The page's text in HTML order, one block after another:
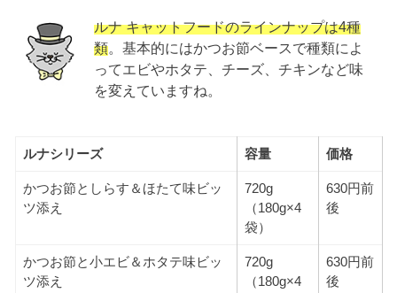
ルナ キャットフードのラインナップは4種
類。基本的にはかつお節ベースで種類によ
ってエビやホタテ、チーズ、チキンなど味
を変えていますね。
ルナシリーズ 容量 価格
かつお節としらす＆ほたて味ビッ
ツ添え
720g
（180g×4
袋）
630円前
後
かつお節と小エビ＆ホタテ味ビッ
ツ添え
720g
（180g×4
630円前
後